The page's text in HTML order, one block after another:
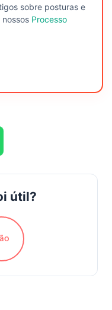
sobre posturas e
Processo
útil?